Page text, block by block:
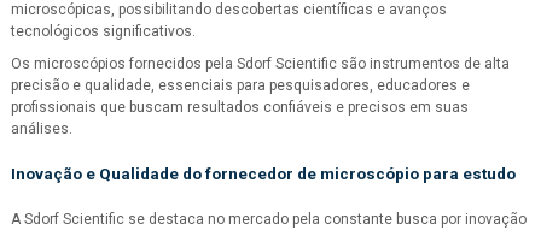
microscópicas, possibilitando descobertas científicas e avanços
tecnológicos significativos.
Os microscópios fornecidos pela Sdorf Scientific são instrumentos de alta
precisão e qualidade, essenciais para pesquisadores, educadores e
profissionais que buscam resultados confiáveis e precisos em suas
análises.
Inovação e Qualidade dofornecedor de microscópio para estudo
A Sdorf Scientific se destaca no mercado pela constante busca por inovação